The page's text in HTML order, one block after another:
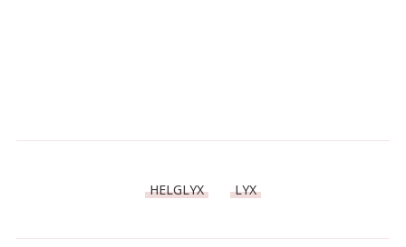
HELGLYX LYX